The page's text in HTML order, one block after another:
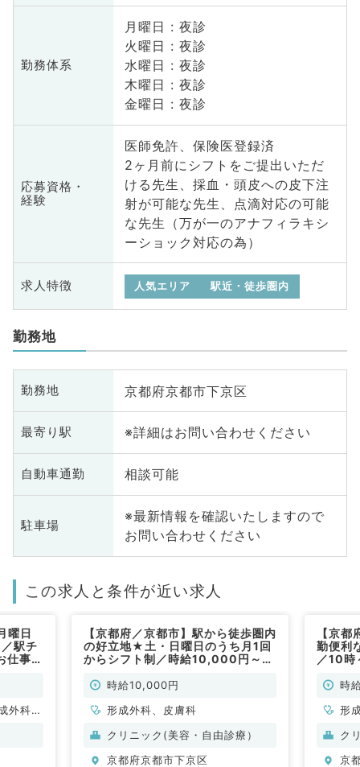
勤務体系
月曜日 : 夜診
火曜日 : 夜診
水曜日 : 夜診
木曜日 : 夜診
金曜日 : 夜診
応募資格・
経験
医師免許、保険医登録済
2ヶ月前にシフトをご提出いただ
ける先生、採血・頭皮への皮下注
射が可能な先生、点滴対応の可能
な先生（万が一のアナフィラキシ
ーショック対応の為）
求人特徴 人気エリア 駅近・徒歩圏内
勤務地
勤務地 京都府京都市下京区
最寄り駅 ※詳細はお問い合わせください
自動車通勤 相談可能
駐車場
※最新情報を確認いたしますので
お問い合わせください
この求人と条件が近い求人
曜日
駅チ
仕事で
外科、
【京都府／京都市】駅から徒歩圏内
の好立地★土・日曜日のうち月1回
からシフト制／時給10,000円～！
科・形成外科／非常勤）
時給10,000円
形成外科、皮膚科
クリニック(美容・自由診療）
京都府京都市下京区
【京
勤便利
／10
◎（皮
時
形
ク
京